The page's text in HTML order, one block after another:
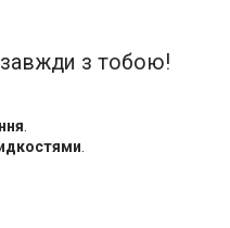
завжди з тобою!
.
.